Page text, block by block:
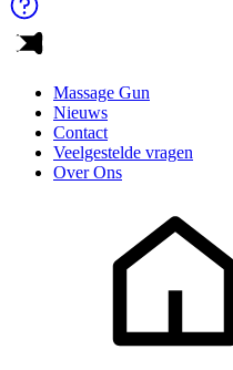
Massage Gun
Nieuws
Contact
Veelgestelde vragen
Over Ons